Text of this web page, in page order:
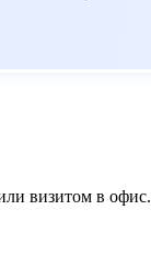
визитом в офис.